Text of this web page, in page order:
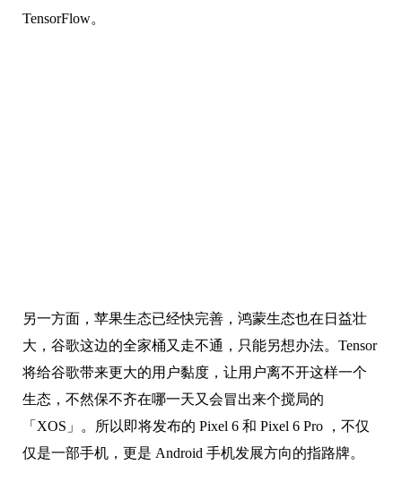
势，抢占市场，目前已有众多巨头企业都使用了
另一方面，苹果生态已经快完善，鸿蒙生态也在日益壮
大，谷歌这边的全家桶又走不通，只能另想办法。Tensor
将给谷歌带来更大的用户黏度，让用户离不开这样一个
生态，不然保不齐在哪一天又会冒出来个搅局的
「XOS」。所以即将发布的 Pixel 6 和 Pixel 6 Pro ，不仅